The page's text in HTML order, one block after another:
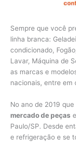
Sempre que você
linha branca:
condicionado,
Lavar, Máquina de
as marcas e
nacionais, entre em
No ano de 2019
mercado de peças
Paulo/SP. Desde
e refrigeração e se